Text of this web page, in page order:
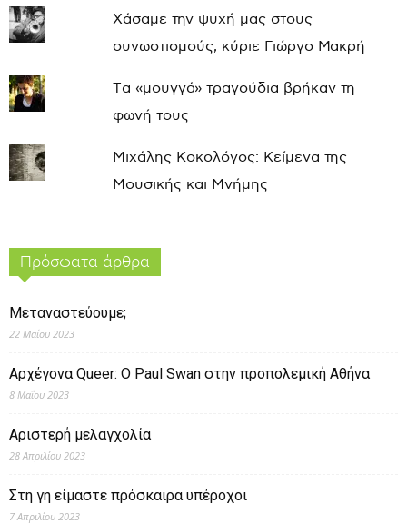
Χάσαμε την ψυχή μας στους
συνωστισμούς, κύριε Γιώργο Μακρή
Τα «μουγγά» τραγούδια βρήκαν τη
φωνή τους
Μιχάλης Κοκολόγος: Κείμενα της
Μουσικής και Μνήμης
Πρόσφατα άρθρα
Μεταναστεύουμε;
22 Μαΐου 2023
Αρχέγονα Queer: O Paul Swan στην προπολεμική Αθήνα
8 Μαΐου 2023
Αριστερή μελαγχολία
28 Απριλίου 2023
Στη γη είμαστε πρόσκαιρα υπέροχοι
7 Απριλίου 2023